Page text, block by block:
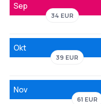
Sep
34 EUR
Okt
39 EUR
Nov
61 EUR